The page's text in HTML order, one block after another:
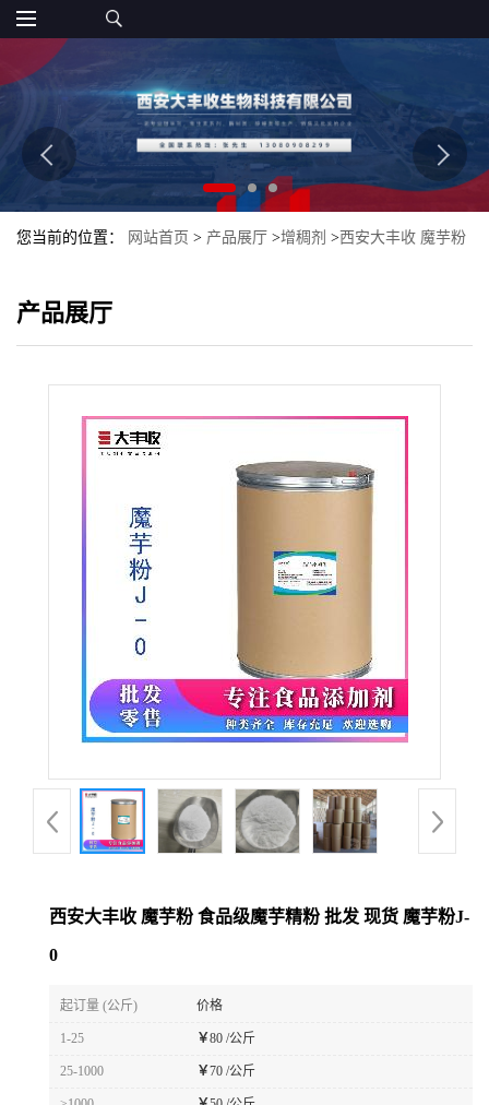
您当前的位置： 网站首页 > 产品展厅 >增稠剂 >西安大丰收 魔芋粉
产品展厅
西安大丰收 魔芋粉 食品级魔芋精粉 批发 现货 魔芋粉J-
0
起订量 (公斤) 价格
1-25 ￥80 /公斤
25-1000 ￥70 /公斤